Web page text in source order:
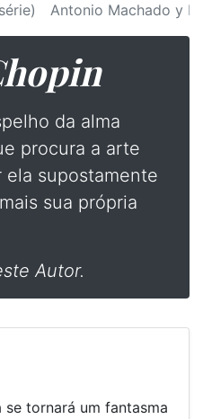
Antonio Machado y
da alma
procura a arte
supostamente
sua própria
Autor.
tornará um fantasma